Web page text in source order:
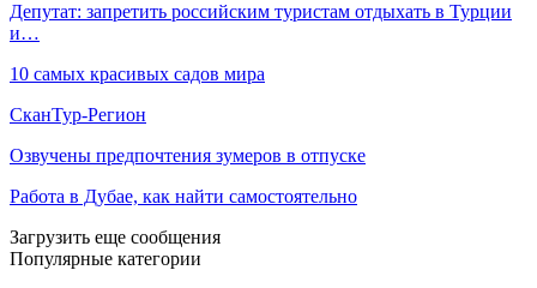
Депутат: запретить российским туристам отдыхать в Турции
и…
10 самых красивых садов мира
СканТур-Регион
Озвучены предпочтения зумеров в отпуске
Работа в Дубае, как найти самостоятельно
Загрузить еще сообщения
Популярные категории